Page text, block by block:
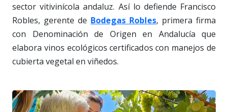
sector vitivinícola andaluz. Así lo defiende Francisco
Robles, gerente de Bodegas Robles, primera firma
con Denominación de Origen en Andalucía que
elabora vinos ecológicos certificados con manejos de
cubierta vegetal en viñedos.